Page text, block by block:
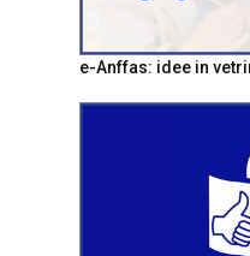
e-Anffas: idee in